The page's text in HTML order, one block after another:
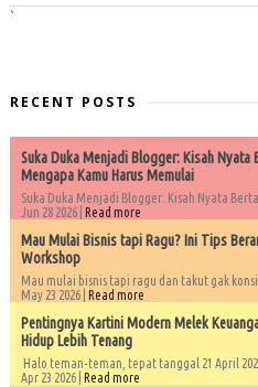
`
RECENT POSTS
Suka Duka Menjadi Blogger: Kisah Nyata
Mengapa Kamu Harus Memulai
Suka Duka Menjadi Blogger: Kisah Nyata
Jun 28 2026 | Read more
Mau Mulai Bisnis tapi Ragu? Ini Tips
Workshop
Mau mulai bisnis tapi ragu dan takut gak
May 23 2026 | Read more
Pentingnya Kartini Modern Melek
Hidup Lebih Tenang
Halo teman-teman, tepat tanggal 21 April
Apr 23 2026 | Read more